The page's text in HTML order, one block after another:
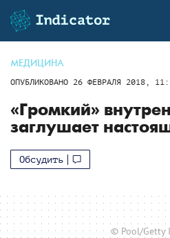
МЕДИЦИНА
ОПУБЛИКОВАНО 26 ФЕВРАЛЯ 2018,
«Громкий»
заглушает
Обсудить
© Pool/Getty